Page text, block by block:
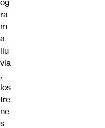
ra
m
a
llu
via
,
los
tre
ne
s